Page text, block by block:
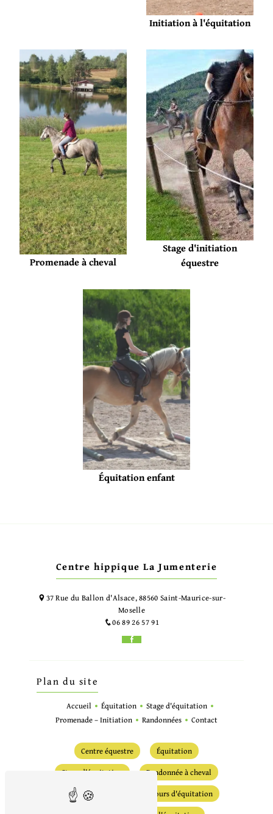
Initiation à l'équitation
Promenade à cheval
Stage d'initiation
équestre
Équitation enfant
Centre hippique La Jumenterie
37 Rue du Ballon d'Alsace, 88560 Saint-Maurice-sur-
Moselle
06 89 26 57 91
Plan du site
Accueil Équitation
Stage d'équitation
Promenade – Initiation
Randonnées Contact
Centre équestre
Équitation
Stage d'équitation
Randonnée à cheval
Randonnée équestre
Cours d'équitation